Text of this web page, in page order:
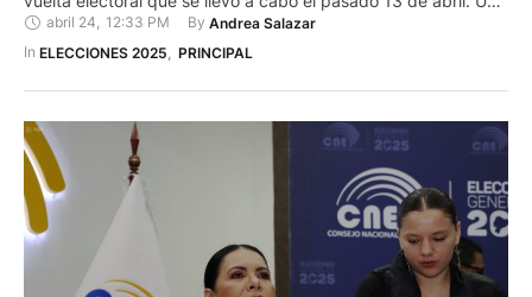
vez que se presentaron los números obtenidos por los
candidatos Luisa González y Daniel Noboa, y que se certificó
que no existen reclamaciones …
abril 24, 12:33 PM By Andrea Salazar
In ELECCIONES 2025 PRINCIPAL